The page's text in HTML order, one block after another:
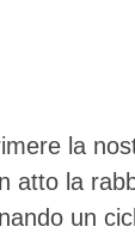
la
atto la
un